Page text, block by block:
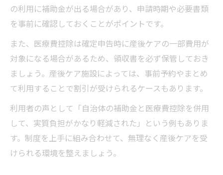
の利用に補助金が出る場合があり、申請時期や必要書類
を事前に確認しておくことがポイントです。
また、医療費控除は確定申告時に産後ケアの一部費用が
対象になる場合があるため、領収書を必ず保管しておき
ましょう。産後ケア施設によっては、事前予約やまとめ
て利用することで割引が受けられるケースもあります。
利用者の声として「自治体の補助金と医療費控除を併用
して、実質負担がかなり軽減された」という例もありま
す。制度を上手に組み合わせて、無理なく産後ケアを受
けられる環境を整えましょう。